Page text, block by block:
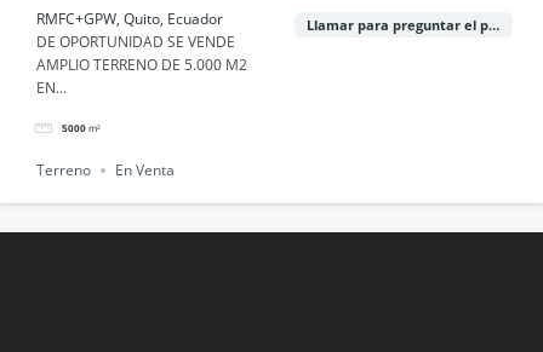
Ecuador
RMFC+GPW, Quito, Ecuador
DE OPORTUNIDAD SE VENDE
AMPLIO TERRENO DE 5.000 M2
EN...
5000 m²
Llamar para preguntar el precio
Terreno En Venta